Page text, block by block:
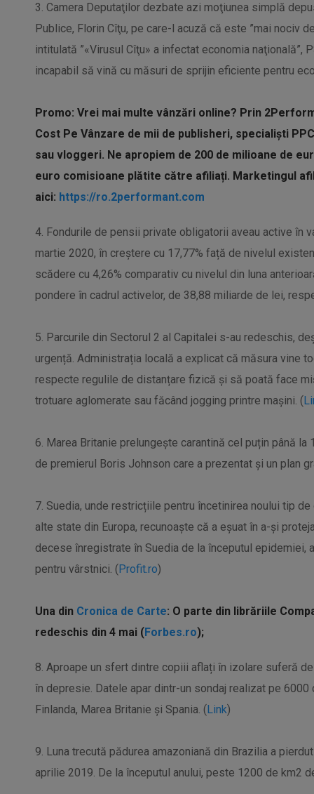
3. Camera Deputaţilor dezbate azi moţiunea simplă
Publice, Florin Cîţu, pe care-l acuză că este ”mai nociv
intitulată ”«Virusul Cîţu» a infectat economia naţională”,
incapabil să vină cu măsuri de sprijin eficiente pentru
Promo: Vrei mai multe vânzări online? Prin
Cost Pe Vânzare de mii de publisheri, specialiști
sau vloggeri. Ne apropiem de 200 de milioane de
euro comisioane plătite către afiliați. Marketingul
aici: https://ro.2performant.com
4. Fondurile de pensii private obligatorii aveau active în
martie 2020, în creștere cu 17,77% față de nivelul
scădere cu 4,26% comparativ cu nivelul din luna
pondere în cadrul activelor, de 38,88 miliarde de lei,
5. Parcurile din Sectorul 2 al Capitalei s-au redeschis,
urgență. Administrația locală a explicat că măsura vine
respecte regulile de distanțare fizică și să poată face
trotuare aglomerate sau făcând jogging printre mașini. (
6. Marea Britanie prelungește carantină cel puțin până
de premierul Boris Johnson care a prezentat și un plan
7. Suedia, unde restricțiile pentru încetinirea noului tip
alte state din Europa, recunoaște că a eșuat în a-și
decese înregistrate în Suedia de la începutul epidemiei,
pentru vârstnici. (Profit.ro)
Una din Cronica de Carte: O parte din librăriile
redeschis din 4 mai (Forbes.ro);
8. Aproape un sfert dintre copiii aflați în izolare suferă
în depresie. Datele apar dintr-un sondaj realizat pe 6000
Finlanda, Marea Britanie și Spania. (Link)
9. Luna trecută pădurea amazoniană din Brazilia a
aprilie 2019. De la începutul anului, peste 1200 de km2